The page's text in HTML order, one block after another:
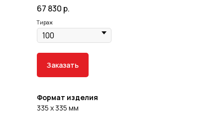
67 830 р.
Тираж
Заказать
Формат изделия
335 x 335 мм